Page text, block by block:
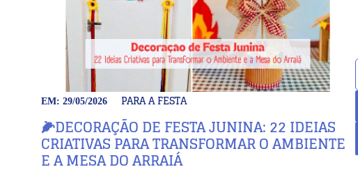
EM: 29/05/2026 PARA A FESTA
🌽DECORAÇÃO DE FESTA JUNINA: 22 IDEIAS
CRIATIVAS PARA TRANSFORMAR O AMBIENTE
E A MESA DO ARRAIÁ